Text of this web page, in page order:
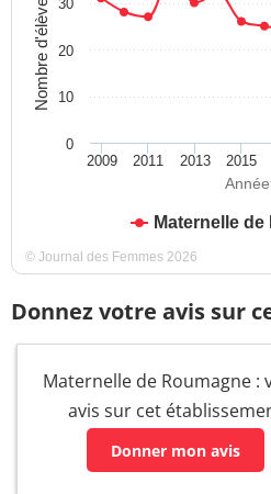
Nombre d'élèves
Maternelle
2009 2011 2013 2015
0
10
20
30
© Journal des Femmes 2026
Donnez votre avis sur
Maternelle de Roumagne :
avis sur cet
Donner mon avis